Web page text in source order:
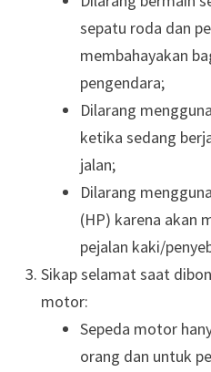
sepatu roda dan
membahayakan
pengendara;
Dilarang
ketika sedang
jalan;
Dilarang
(HP) karena akan
pejalan kaki/
Sikap selamat saat
motor:
Sepeda motor
orang dan untuk